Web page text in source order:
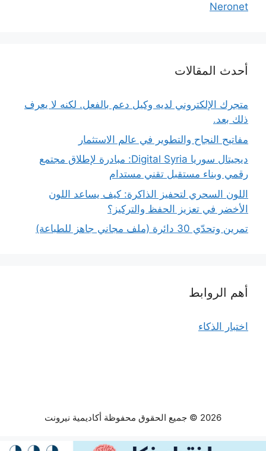
Neronet
أحدث المقالات
متجرك الإلكتروني لديه وكيل دعم بالفعل. لكنه لا يعرف
ذلك بعد.
مفاتيح النجاح والتطوير في عالم الاستثمار
ديجيتال سوريا Digital Syria: مبادرة لإطلاق مجتمع
رقمي وبناء مستقبل تقني مستدام
اللون السحري لتحفيز الذاكرة: كيف يساعد اللون
الأخضر في تعزيز الحفظ والتركيز؟
تمرين وتحدّي 30 دائرة (ملف مجاني جاهز للطباعة)
أهم الروابط
اختبار الذكاء
2026 © جميع الحقوق محفوظة أكاديمية نيرونت